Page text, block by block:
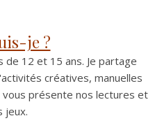
je ?
de 12 et 15 ans. Je partage
créatives, manuelles
présente nos lectures et
jeux.